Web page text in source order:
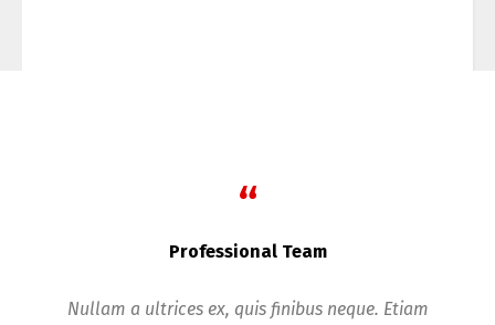
“
Professional Team
Nullam a ultrices ex, quis finibus neque. Etiam